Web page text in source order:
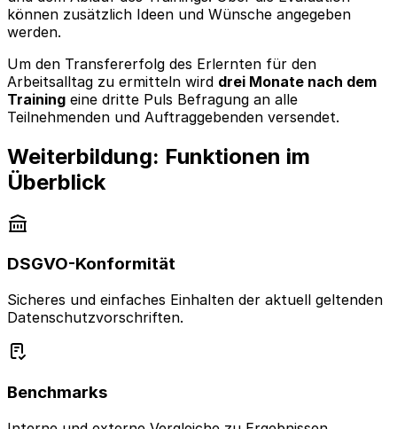
können zusätzlich Ideen und Wünsche angegeben
werden.
Um den Transfererfolg des Erlernten für den
Arbeitsalltag zu ermitteln wird drei Monate nach dem
Training eine dritte Puls Befragung an alle
Teilnehmenden und Auftraggebenden versendet.
Weiterbildung: Funktionen im
Überblick
DSGVO-Konformität
Sicheres und einfaches Einhalten der aktuell geltenden
Datenschutzvorschriften.
Benchmarks